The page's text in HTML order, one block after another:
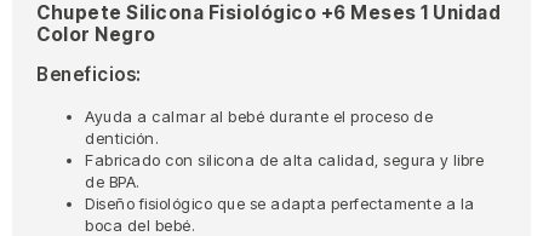
Chupete Silicona Fisiológico +6 Meses 1 Unidad
Color Negro
Beneficios:
Ayuda a calmar al bebé durante el proceso de
dentición.
Fabricado con silicona de alta calidad, segura y libre
de BPA.
Diseño fisiológico que se adapta perfectamente a la
boca del bebé.